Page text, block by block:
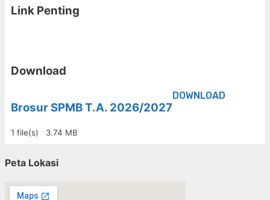
Link Penting
Download
Brosur SPMB T.A. 2026/2027
1 file(s) 3.74 MB
DOWNLOAD
Peta Lokasi